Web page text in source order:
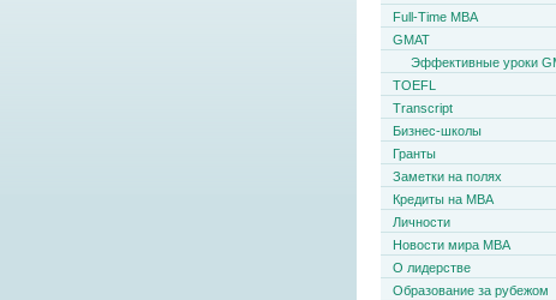
Full-Time MBA
GMAT
Эффективные уроки
TOEFL
Transcript
Бизнес-школы
Гранты
Заметки на полях
Кредиты на MBA
Личности
Новости мира MBA
О лидерстве
Образование за рубежом